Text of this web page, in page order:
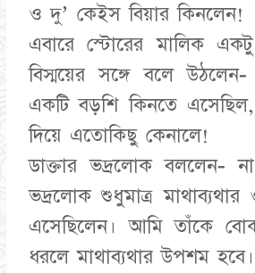
ও দু’ কেইস বিয়ার কিনলেন!
এবারে স্টোরের মালিক
বিস্ময়ের সঙ্গে বলে
একটি বড়শি কিনতে
দিয়ে এতোকিছু কেনালে!
ডাক্তার ভদ্রলোক বললেন-
ভদ্রলোক শুধুমাত্র
এসেছিলেন। আমি তাঁকে
ধরলে মাথাব্যথার উপশম হবে।